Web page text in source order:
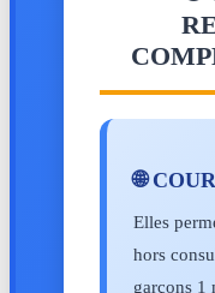
🌐
Elles
hors
garçons 1